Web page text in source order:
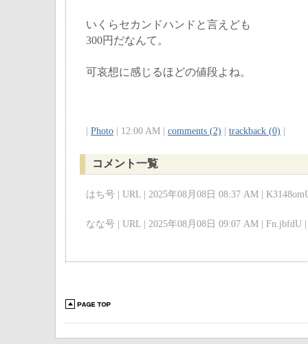
いくらセカンドハンドと言えども
300円だなんて。
可哀想に感じるほどの値段よね。
Photo | 12:00 AM | comments (2) trackback (0)
コメント一覧
はち号 | URL | 2025年08月08日 08:37 AM |
なな号 | URL | 2025年08月08日 09:07 AM | Fn.jbfdU |